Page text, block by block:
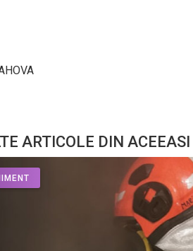
ARTICOLE DIN ACEEASI